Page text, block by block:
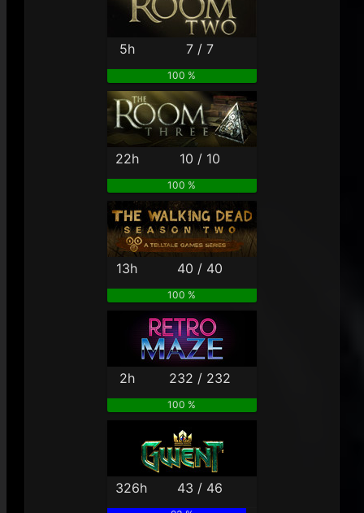
5h 7 / 7
100 %
22h 10 / 10
100 %
13h 40 / 40
100 %
2h 232 / 232
100 %
326h 43 / 46